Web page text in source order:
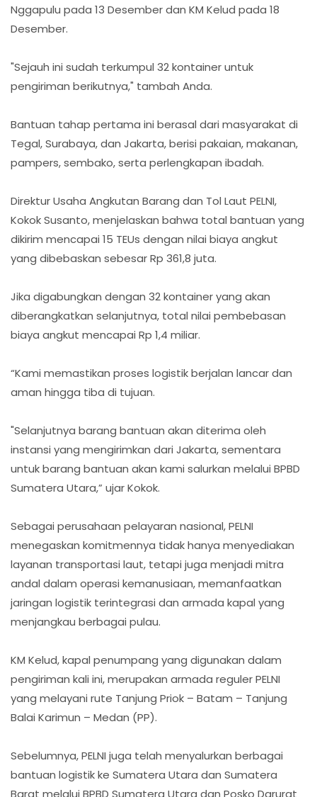
Nggapulu pada 13 Desember dan KM Kelud pada 18
Desember.
"Sejauh ini sudah terkumpul 32 kontainer untuk
pengiriman berikutnya," tambah Anda.
Bantuan tahap pertama ini berasal dari masyarakat di
Tegal, Surabaya, dan Jakarta, berisi pakaian, makanan,
pampers, sembako, serta perlengkapan ibadah.
Direktur Usaha Angkutan Barang dan Tol Laut PELNI,
Kokok Susanto, menjelaskan bahwa total bantuan yang
dikirim mencapai 15 TEUs dengan nilai biaya angkut
yang dibebaskan sebesar Rp 361,8 juta.
Jika digabungkan dengan 32 kontainer yang akan
diberangkatkan selanjutnya, total nilai pembebasan
biaya angkut mencapai Rp 1,4 miliar.
“Kami memastikan proses logistik berjalan lancar dan
aman hingga tiba di tujuan.
"Selanjutnya barang bantuan akan diterima oleh
instansi yang mengirimkan dari Jakarta, sementara
untuk barang bantuan akan kami salurkan melalui BPBD
Sumatera Utara,” ujar Kokok.
Sebagai perusahaan pelayaran nasional, PELNI
menegaskan komitmennya tidak hanya menyediakan
layanan transportasi laut, tetapi juga menjadi mitra
andal dalam operasi kemanusiaan, memanfaatkan
jaringan logistik terintegrasi dan armada kapal yang
menjangkau berbagai pulau.
KM Kelud, kapal penumpang yang digunakan dalam
pengiriman kali ini, merupakan armada reguler PELNI
yang melayani rute Tanjung Priok – Batam – Tanjung
Balai Karimun – Medan (PP).
Sebelumnya, PELNI juga telah menyalurkan berbagai
bantuan logistik ke Sumatera Utara dan Sumatera
Barat melalui BPBD Sumatera Utara dan Posko Darurat